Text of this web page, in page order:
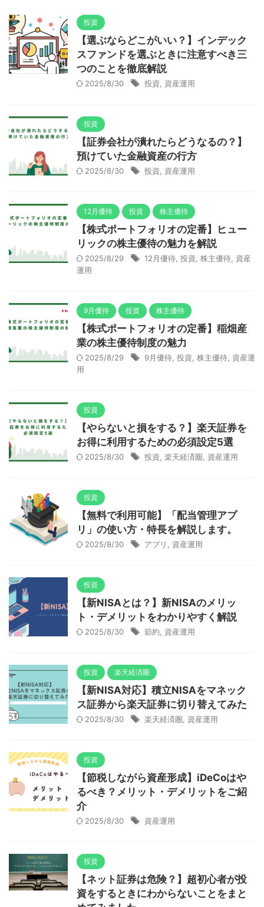
投資
【選ぶならどこがいい？】インデック
スファンドを選ぶときに注意すべき三
つのことを徹底解説
2025/8/30 投資 資産運用
投資
【証券会社が潰れたらどうなるの？】
預けていた金融資産の行方
2025/8/30 投資 資産運用
12月優待 投資 株主優待
【株式ポートフォリオの定番】ヒュー
リックの株主優待の魅力を解説
2025/8/29 12月優待 投資 株主優待 資産
運用
9月優待 投資 株主優待
【株式ポートフォリオの定番】稲畑産
業の株主優待制度の魅力
2025/8/29 9月優待 投資 株主優待 資産運
用
投資
【やらないと損をする？】楽天証券を
お得に利用するための必須設定5選
2025/8/30 投資 楽天経済圏 資産運用
投資
【無料で利用可能】「配当管理アプ
リ」の使い方・特長を解説します。
2025/8/30 アプリ 資産運用
投資
【新NISAとは？】新NISAのメリッ
ト・デメリットをわかりやすく解説
2025/8/30 節約 資産運用
投資 楽天経済圏
【新NISA対応】積立NISAをマネック
ス証券から楽天証券に切り替えてみた
2025/8/30 楽天経済圏 資産運用
投資
【節税しながら資産形成】iDeCoはや
るべき？メリット・デメリットをご紹
介
2025/8/30 資産運用
投資
【ネット証券は危険？】超初心者が投
資をするときにわからないことをまと